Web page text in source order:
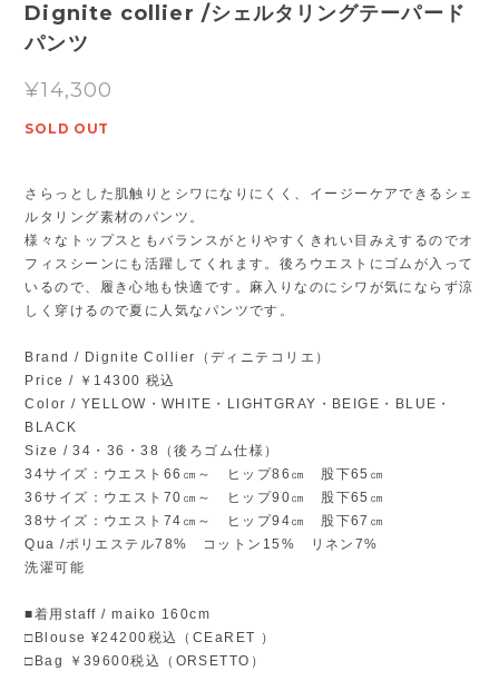
Dignite collier /シェルタリングテーパード
パンツ
¥14,300
SOLD OUT
さらっとした肌触りとシワになりにくく、イージーケアできるシェ
ルタリング素材のパンツ。
様々なトップスともバランスがとりやすくきれい目みえするのでオ
フィスシーンにも活躍してくれます。後ろウエストにゴムが入って
いるので、履き心地も快適です。麻入りなのにシワが気にならず涼
しく穿けるので夏に人気なパンツです。
Brand / Dignite Collier（ディニテコリエ）
Price / ￥14300 税込
Color / YELLOW・WHITE・LIGHTGRAY・BEIGE・BLUE・
BLACK
Size / 34・36・38（後ろゴム仕様）
34サイズ：ウエスト66㎝～ ヒップ86㎝ 股下65㎝
36サイズ：ウエスト70㎝～ ヒップ90㎝ 股下65㎝
38サイズ：ウエスト74㎝～ ヒップ94㎝ 股下67㎝
Qua /ポリエステル78% コットン15% リネン7%
洗濯可能
■着用staff / maiko 160cm
□Blouse ¥24200税込（CEaRET ）
□Bag ￥39600税込（ORSETTO）